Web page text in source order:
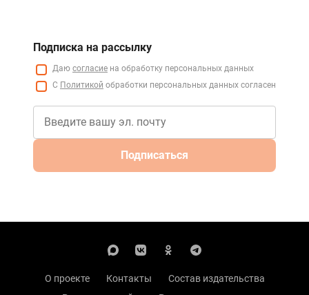
Подписка на рассылку
Даю согласие на обработку персональных данных
С Политикой обработки персональных данных согласен
Подписаться
О проекте Контакты
Состав издательства